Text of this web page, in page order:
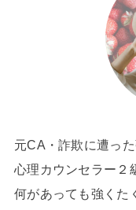
元CA・詐欺に遭っ
心理カウンセラー２
何があっても強くた